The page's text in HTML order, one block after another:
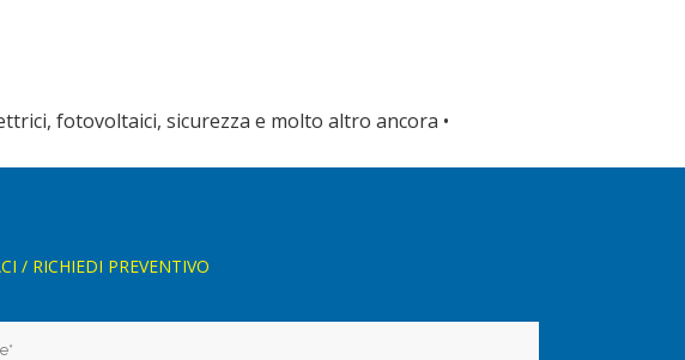
fotovoltaici, sicurezza e molto altro ancora •
/ RICHIEDI PREVENTIVO